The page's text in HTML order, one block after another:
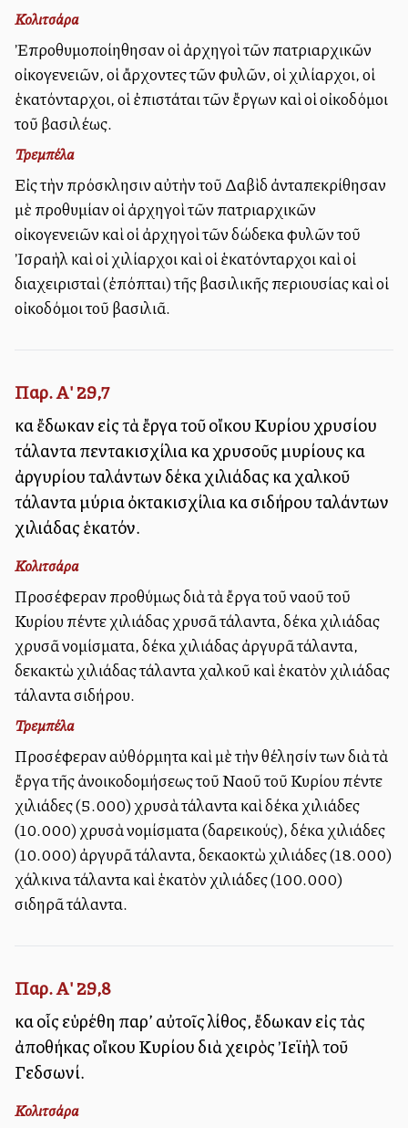
Κολιτσάρα
Ἐπροθυμοποίηθησαν οἱ ἀρχηγοὶ τῶν πατριαρχικῶν
οἰκογενειῶν, οἱ ἄρχοντες τῶν φυλῶν, οἱ χιλίαρχοι, οἱ
ἑκατόνταρχοι, οἱ ἐπιστάται τῶν ἔργων καὶ οἱ οἰκοδόμοι
τοῦ βασιλέως.
Τρεμπέλα
Εἰς τὴν πρόσκλησιν αὐτὴν τοῦ Δαβὶδ ἀνταπεκρίθησαν
μὲ προθυμίαν οἱ ἀρχηγοὶ τῶν πατριαρχικῶν
οἰκογενειῶν καὶ οἱ ἀρχηγοὶ τῶν δώδεκα φυλῶν τοῦ
Ἰσραὴλ καὶ οἱ χιλίαρχοι καὶ οἱ ἑκατόνταρχοι καὶ οἱ
διαχειρισταὶ (ἐπόπται) τῆς βασιλικῆς περιουσίας καὶ οἱ
οἰκοδόμοι τοῦ βασιλιᾶ.
Παρ. Α' 29,7
καὶ ἔδωκαν εἰς τὰ ἔργα τοῦ οἴκου Κυρίου χρυσίου
τάλαντα πεντακισχίλια καὶ χρυσοῦς μυρίους καὶ
ἀργυρίου ταλάντων δέκα χιλιάδας καὶ χαλκοῦ
τάλαντα μύρια ὀκτακισχίλια καὶ σιδήρου ταλάντων
χιλιάδας ἑκατόν.
Κολιτσάρα
Προσέφεραν προθύμως διὰ τὰ ἔργα τοῦ ναοῦ τοῦ
Κυρίου πέντε χιλιάδας χρυσᾶ τάλαντα, δέκα χιλιάδας
χρυσᾶ νομίσματα, δέκα χιλιάδας ἀργυρᾶ τάλαντα,
δεκακτὼ χιλιάδας τάλαντα χαλκοῦ καὶ ἑκατὸν χιλιάδας
τάλαντα σιδήρου.
Τρεμπέλα
Προσέφεραν αὐθόρμητα καὶ μὲ τὴν θέλησίν των διὰ τὰ
ἔργα τῆς ἀνοικοδομήσεως τοῦ Ναοῦ τοῦ Κυρίου πέντε
χιλιάδες (5.000) χρυσὰ τάλαντα καὶ δέκα χιλιάδες
(10.000) χρυσὰ νομίσματα (δαρεικούς), δέκα χιλιάδες
(10.000) ἀργυρᾶ τάλαντα, δεκαοκτὼ χιλιάδες (18.000)
χάλκινα τάλαντα καὶ ἑκατὸν χιλιάδες (100.000)
σιδηρᾶ τάλαντα.
Παρ. Α' 29,8
καὶ οἷς εὑρέθη παρ’ αὐτοῖς λίθος, ἔδωκαν εἰς τὰς
ἀποθήκας οἴκου Κυρίου διὰ χειρὸς Ἰεϊὴλ τοῦ
Γεδσωνί.
Κολιτσάρα